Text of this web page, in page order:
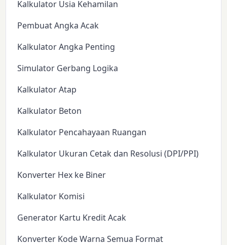
Kalkulator Usia Kehamilan
Pembuat Angka Acak
Kalkulator Angka Penting
Simulator Gerbang Logika
Kalkulator Atap
Kalkulator Beton
Kalkulator Pencahayaan Ruangan
Kalkulator Ukuran Cetak dan Resolusi (DPI/PPI)
Konverter Hex ke Biner
Kalkulator Komisi
Generator Kartu Kredit Acak
Konverter Kode Warna Semua Format